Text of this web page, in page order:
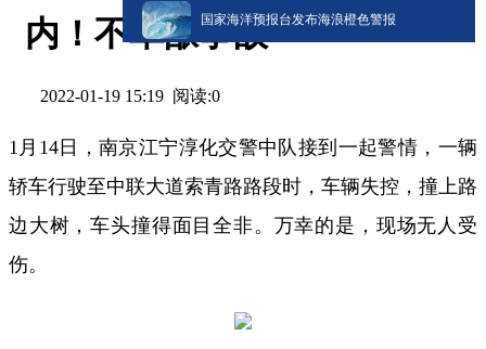
国家海洋预报台发布海浪橙色警报
内！不幸酿事故
2022-01-19 15:19 阅读:0
1月14日，南京江宁淳化交警中队接到一起警情，一辆
轿车行驶至中联大道索青路路段时，车辆失控，撞上路
边大树，车头撞得面目全非。万幸的是，现场无人受
伤。